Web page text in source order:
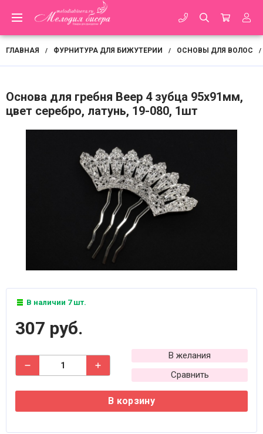
ГЛАВНАЯ / ФУРНИТУРА ДЛЯ БИЖУТЕРИИ / ОСНОВЫ ДЛЯ ВОЛОС /
Основа для гребня Веер 4 зубца 95х91мм,
цвет серебро, латунь, 19-080, 1шт
В наличии 7 шт.
307 руб.
В желания
Сравнить
В корзину